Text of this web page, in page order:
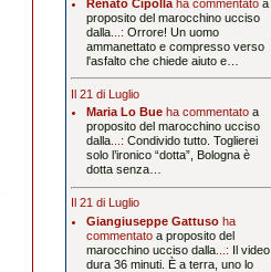
Renato Cipollaha commentato a
proposito del marocchino ucciso
dalla...: Orrore! Un uomo
ammanettato e compresso verso
l'asfalto che chiede aiuto e…
Il 21 di Luglio
Maria Lo Bueha commentato a
proposito del marocchino ucciso
dalla...: Condivido tutto. Toglierei
solo l’ironico “dotta”, Bologna è
dotta senza…
Il 21 di Luglio
Giangiuseppe Gattusoha
commentato a proposito del
marocchino ucciso dalla...: Il video
dura 36 minuti. È a terra, uno lo